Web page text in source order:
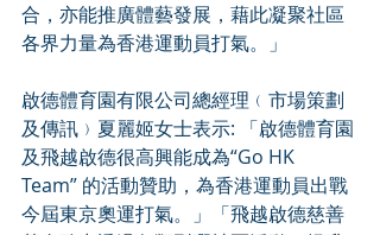
合，亦能推廣體藝發展，藉此凝聚社區
各界力量為香港運動員打氣。」
啟德體育園有限公司總經理﹙市場策劃
及傳訊﹚夏麗姬女士表示: 「啟德體育園
及飛越啟德很高興能成為“Go HK
Team” 的活動贊助，為香港運動員出戰
今屆東京奧運打氣。」「飛越啟德慈善